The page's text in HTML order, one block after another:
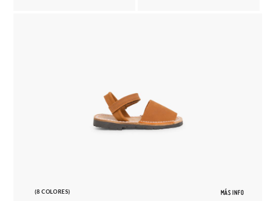
(8 COLORES) MÁS INFO